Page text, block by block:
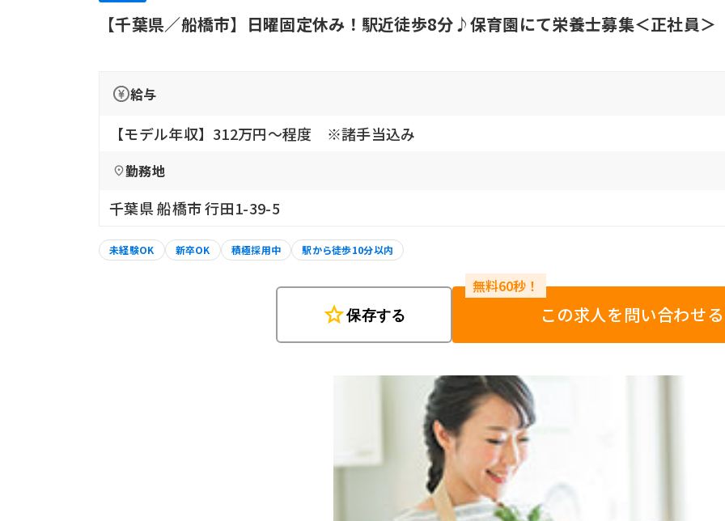
【千葉県／船橋市】日曜固定休み！駅近徒歩8分♪保育園にて栄養士募集＜正社員＞
給与
【モデル年収】312万円〜程度 ※諸手当込み
勤務地
千葉県 船橋市 行田1-39-5
未経験OK 新卒OK 積極採用中 駅から徒歩10分以内
star保存する この求人を問い合わせる